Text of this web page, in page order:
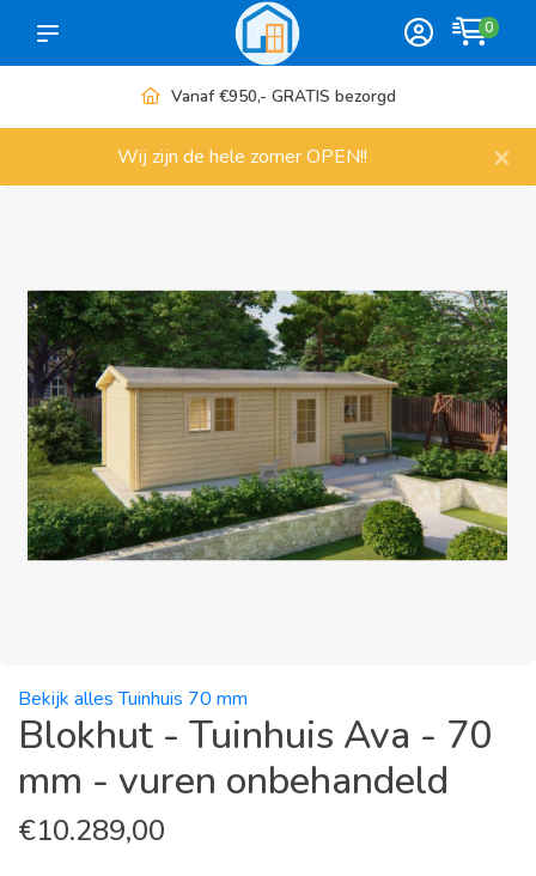
0
Meer dan 1000 artikelen
Wij zijn de hele zomer OPEN!! ×
Bekijk alles Tuinhuis 70 mm
Blokhut - Tuinhuis Ava - 70
mm - vuren onbehandeld
€10.289,00